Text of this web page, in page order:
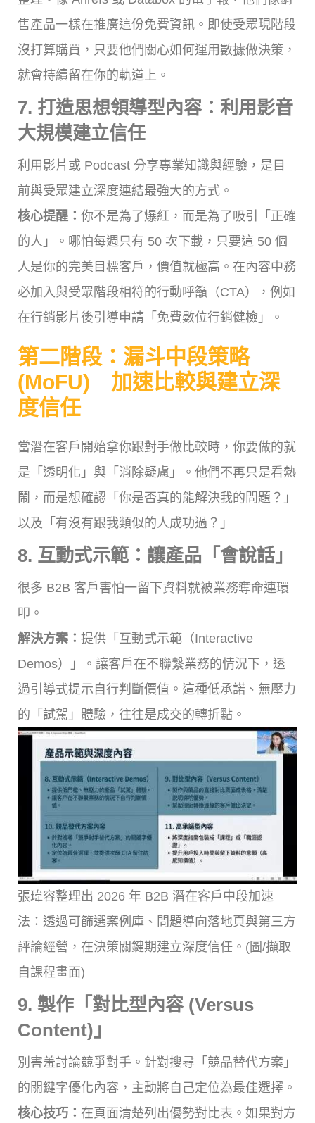
售產品一樣在推廣這份免費資訊。即使受眾現階段
沒打算購買，只要他們關心如何運用數據做決策，
就會持續留在你的軌道上。
7. 打造思想領導型內容：利用影音
大規模建立信任
利用影片或 Podcast 分享專業知識與經驗，是目
前與受眾建立深度連結最強大的方式。
核心提醒： 你不是為了爆紅，而是為了吸引「正確
的人」。哪怕每週只有 50 次下載，只要這 50 個
人是你的完美目標客戶，價值就極高。在內容中務
必加入與受眾階段相符的行動呼籲（CTA），例如
在行銷影片後引導申請「免費數位行銷健檢」。
第二階段：漏斗中段策略
(MoFU) 加速比較與建立深
度信任
當潛在客戶開始拿你跟對手做比較時，你要做的就
是「透明化」與「消除疑慮」。他們不再只是看熱
鬧，而是想確認「你是否真的能解決我的問題？」
以及「有沒有跟我類似的人成功過？」
8. 互動式示範：讓產品「會說話」
很多 B2B 客戶害怕一留下資料就被業務奪命連環
叩。
解決方案： 提供「互動式示範（Interactive
Demos）」。讓客戶在不聯繫業務的情況下，透
過引導式提示自行判斷價值。這種低承諾、無壓力
的「試駕」體驗，往往是成交的轉折點。
張瑋容整理出 2026 年 B2B 潛在客戶中段加速
法：透過可篩選案例庫、問題導向落地頁與第三方
評論經營，在決策關鍵期建立深度信任。(圖/擷取
自課程畫面)
9. 製作「對比型內容 (Versus
Content)」
別害羞討論競爭對手。針對搜尋「競品替代方案」
的關鍵字優化內容，主動將自己定位為最佳選擇。
核心技巧： 在頁面清楚列出優勢對比表。如果對方